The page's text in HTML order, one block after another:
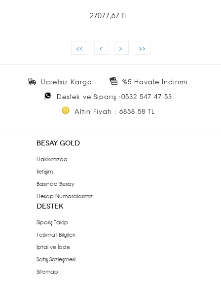
27077,67 TL
<< < > >>
Ücretsiz Kargo
%5 Havale İndirimi
Destek ve Sipariş :0532 547 47 53
Altın Fiyatı : 6858.58 TL
BESAY GOLD
Hakkımızda
İletişim
Basında Besay
Hesap Numaralarımız
DESTEK
Sipariş Takip
Teslimat Bilgileri
İptal ve İade
Satış Sözleşmesi
Sitemap